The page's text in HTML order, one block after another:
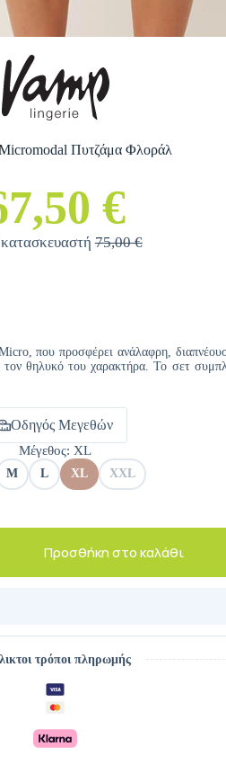
Micromodal Πυτζάμα Φλοράλ
€
75,00 €
που προσφέρει ανάλαφρη,
θηλυκό του χαρακτήρα. Το σετ
Οδηγός Μεγεθών
Μέγεθος: XL
M L XL XXL
Προσθήκη στο καλάθι
τρόποι πληρωμής